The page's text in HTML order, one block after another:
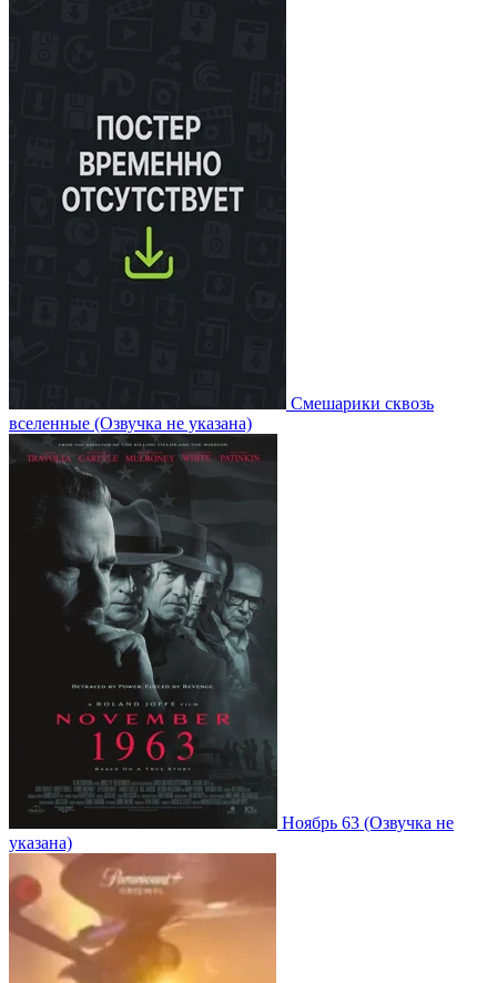
Смешарики сквозь
вселенные (Озвучка не указана)
Ноябрь 63 (Озвучка не
указана)